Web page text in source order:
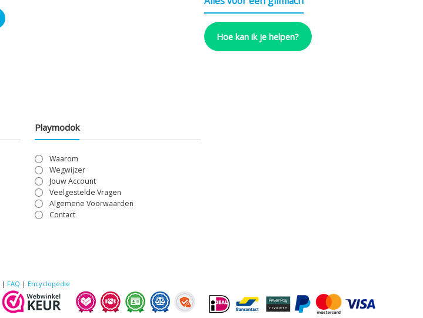
Hoe kan ik je helpen?
Playmodok
Waarom
Wegwijzer
Jouw Account
Veelgestelde Vragen
Algemene Voorwaarden
Contact
| FAQ | Encyclopedie